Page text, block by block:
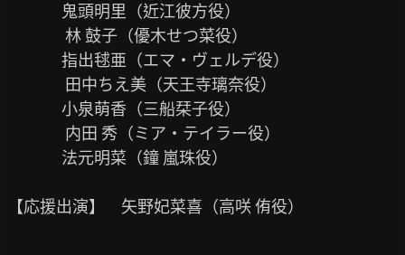
林 鼓子（優木せつ菜役）
田中ちえ美（天王寺璃奈役）
内田 秀（ミア・テイラー役）
【応援出演】　矢野妃菜喜（高咲 侑役）